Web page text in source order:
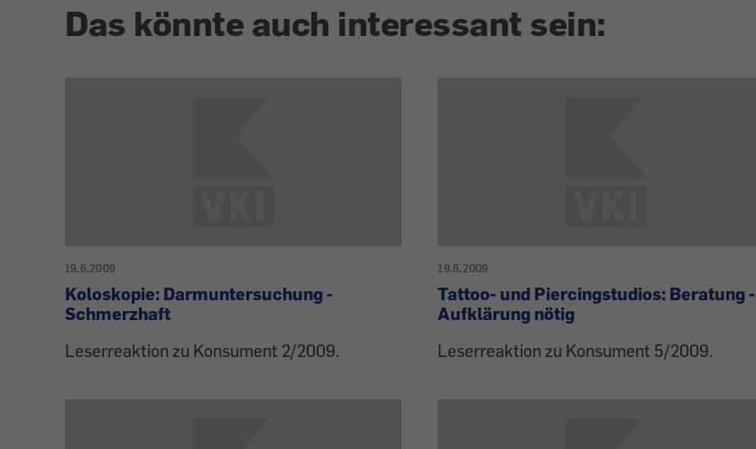
Das könnte auch interessant sein:
19.6.2009
Koloskopie: Darmuntersuchung -
Schmerzhaft
Leserreaktion zu Konsument 2/2009.
19.6.2009
Tattoo- und Piercingstudios: Beratung -
Aufklärung nötig
Leserreaktion zu Konsument 5/2009.